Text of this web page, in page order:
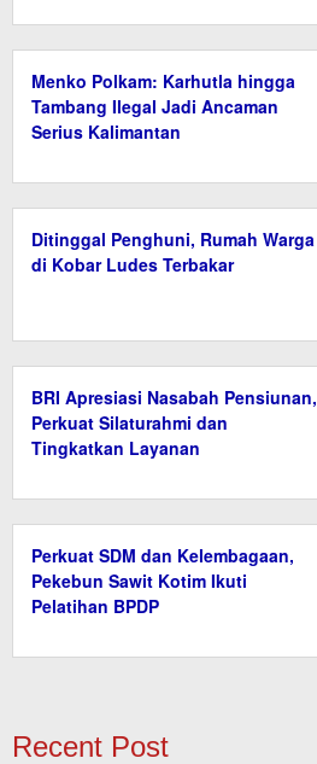
Menko Polkam: Karhutla hingga
Tambang Ilegal Jadi Ancaman
Serius Kalimantan
Ditinggal Penghuni, Rumah Warga
di Kobar Ludes Terbakar
BRI Apresiasi Nasabah Pensiunan,
Perkuat Silaturahmi dan
Tingkatkan Layanan
Perkuat SDM dan Kelembagaan,
Pekebun Sawit Kotim Ikuti
Pelatihan BPDP
Recent Post